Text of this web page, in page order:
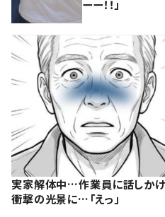
ーー！！」
実家解体中…作業員に話しかけ
衝撃の光景に…「えっ」